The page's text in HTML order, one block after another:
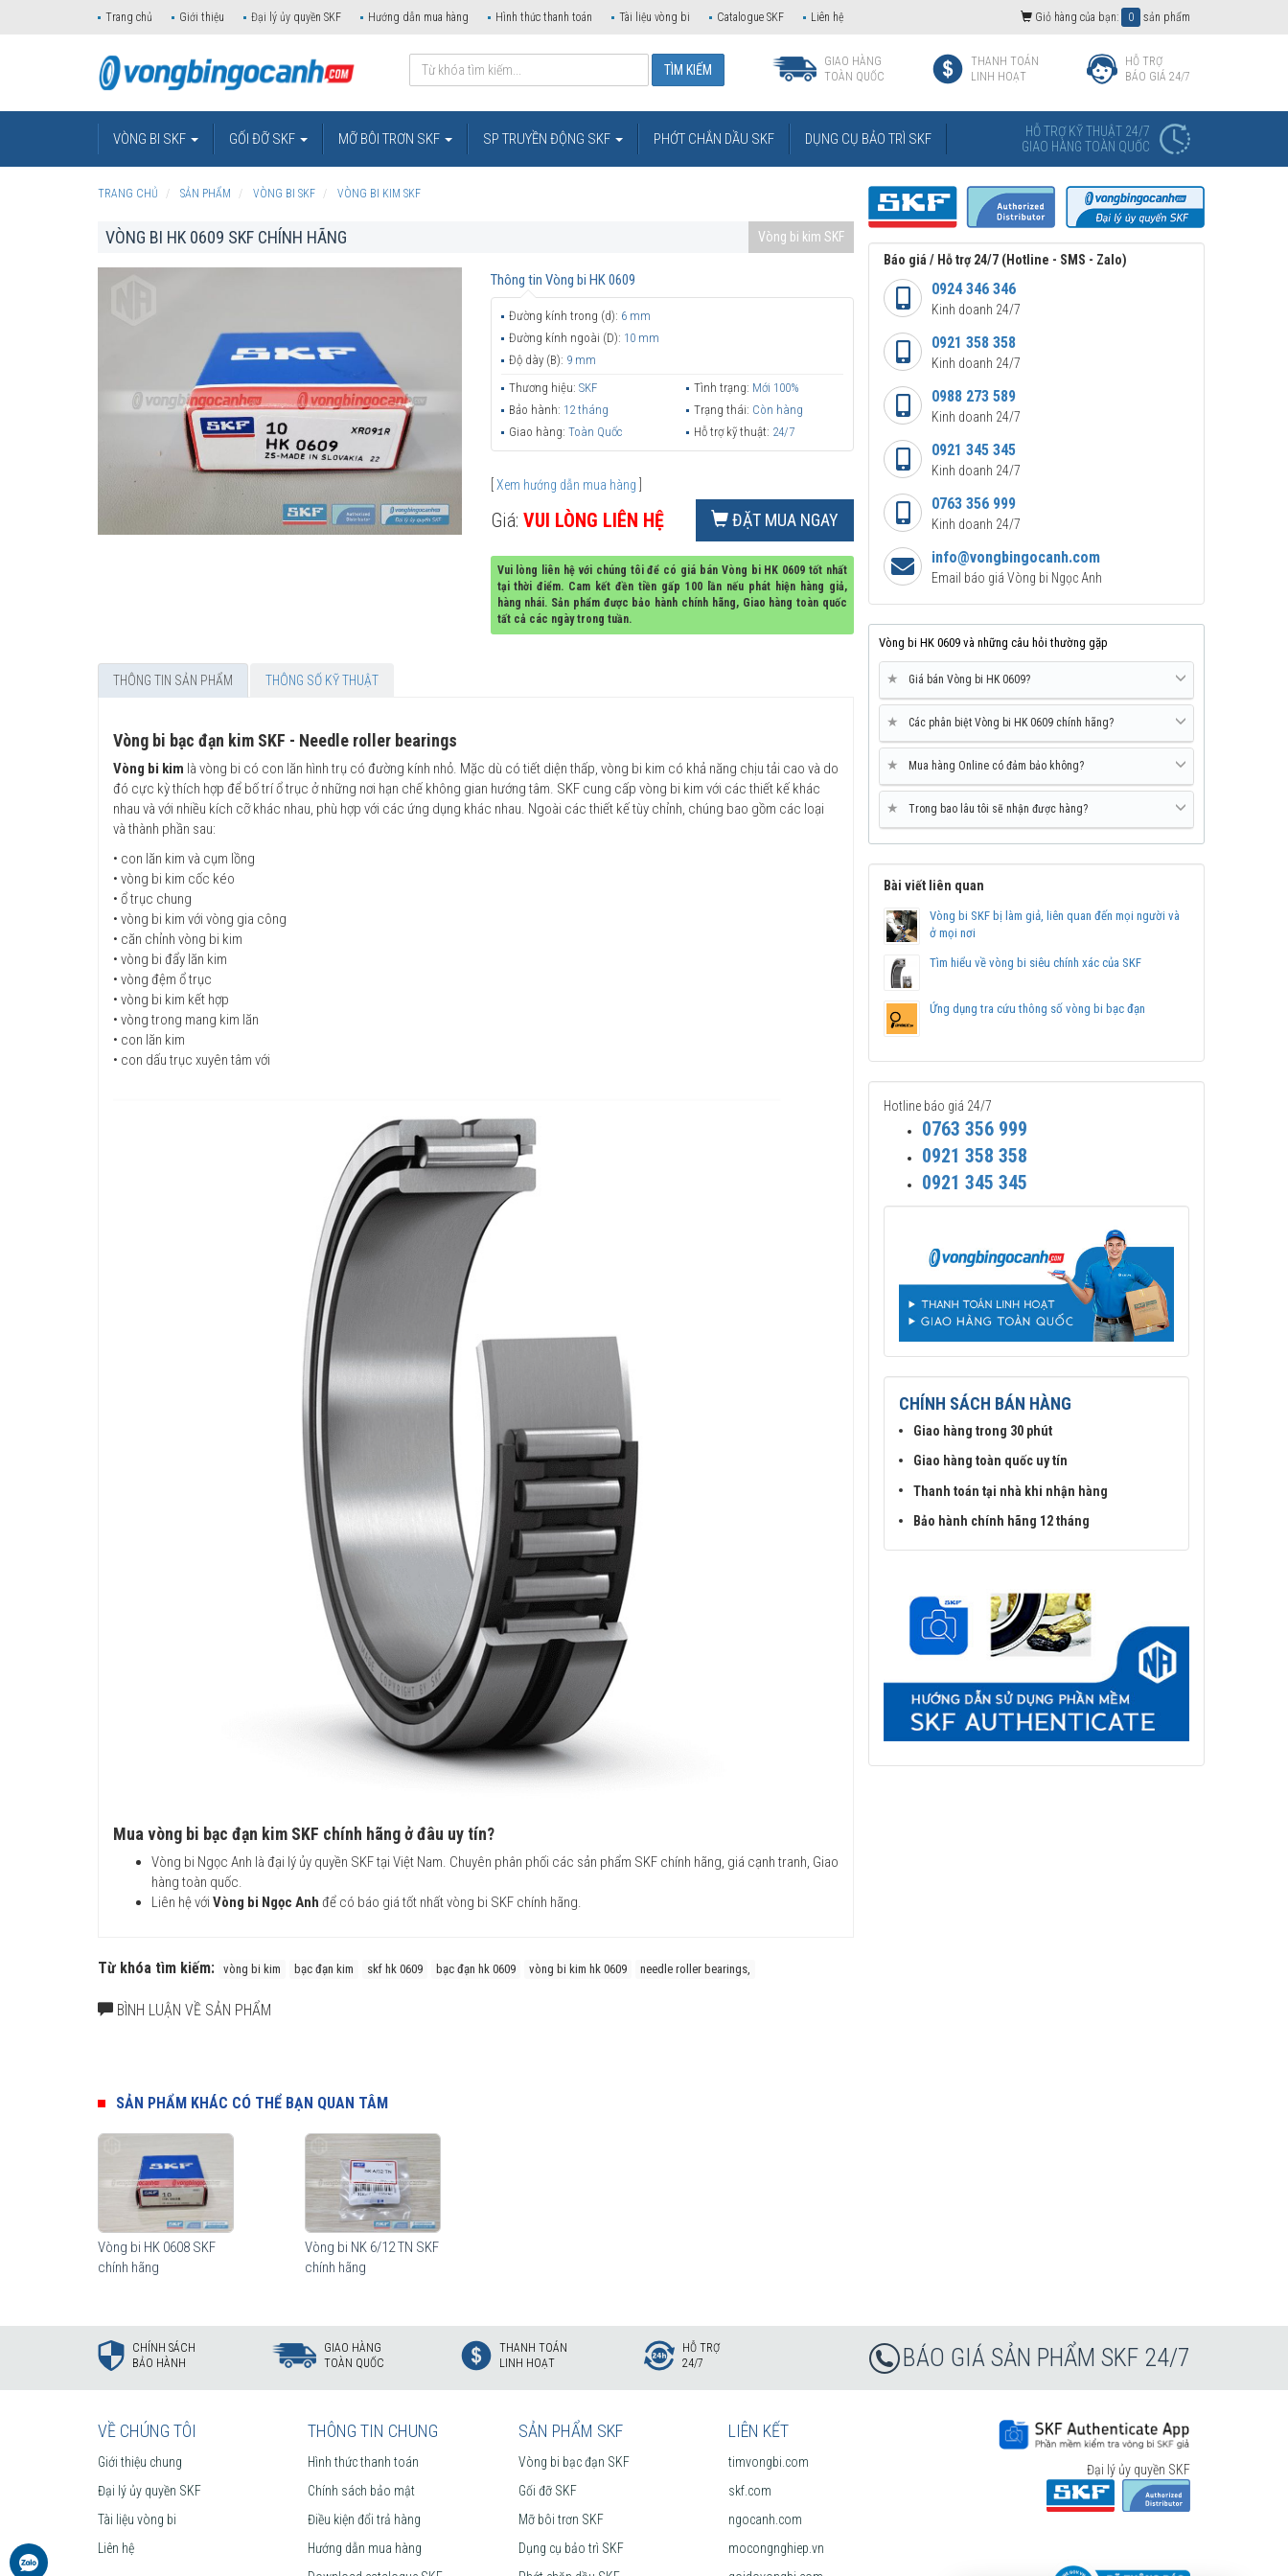
Trang chủ Giới thiệu Đại lý ủy quyền SKF Hướng dẫn mua hàng Hình thức thanh toán Tài liệu vòng bi Catalogue SKF Liên hệ Giỏ hàng của bạn: 0 sản phẩm
GIAO HÀNG
TOÀN QUỐC
THANH TOÁN
LINH HOẠT
HỖ TRỢ
BÁO GIÁ 24/7
VÒNG BI SKF GỐI ĐỠ SKF MỠ BÔI TRƠN SKF SP TRUYỀN ĐỘNG SKF PHỚT CHẮN DẦU SKF DỤNG CỤ BẢO TRÌ SKF
HỖ TRỢ KỸ THUẬT 24/7
GIAO HÀNG TOÀN QUỐC
TRANG CHỦ SẢN PHẨM VÒNG BI SKF VÒNG BI KIM SKF
VÒNG BI HK 0609 SKF CHÍNH HÃNG Vòng bi kim SKF
Thông tin Vòng bi HK 0609
Đường kính trong (d): 6 mm
Đường kính ngoài (D): 10 mm
Độ dày (B): 9 mm
Thương hiệu: SKF Tình trạng: Mới 100%
Bảo hành: 12 tháng Trạng thái: Còn hàng
Giao hàng: Toàn Quốc Hỗ trợ kỹ thuật: 24/7
Xem hướng dẫn mua hàng
Giá: VUI LÒNG LIÊN HỆ ĐẶT MUA NGAY
Vui lòng liên hệ với chúng tôi để có giá bán Vòng bi HK 0609 tốt nhất
tại thời điểm. Cam kết đền tiền gấp 100 lần nếu phát hiện hàng giả,
hàng nhái. Sản phẩm được bảo hành chính hãng, Giao hàng toàn quốc
tất cả các ngày trong tuần.
THÔNG TIN SẢN PHẨM THÔNG SỐ KỸ THUẬT
Vòng bi bạc đạn kim SKF - Needle roller bearings
Vòng bi kim là vòng bi có con lăn hình trụ có đường kính nhỏ. Mặc dù có tiết diện thấp, vòng bi kim có khả năng chịu tải cao và do
đó cực kỳ thích hợp để bố trí ổ trục ở những nơi hạn chế không gian hướng tâm. SKF cung cấp vòng bi kim với các thiết kế khác
nhau và với nhiều kích cỡ khác nhau, phù hợp với các ứng dụng khác nhau. Ngoài các thiết kế tùy chỉnh, chúng bao gồm các loại
và thành phần sau:
• con lăn kim và cụm lồng
• vòng bi kim cốc kéo
• ổ trục chung
• vòng bi kim với vòng gia công
• căn chỉnh vòng bi kim
• vòng bi đẩy lăn kim
• vòng đệm ổ trục
• vòng bi kim kết hợp
• vòng trong mang kim lăn
• con lăn kim
• con dấu trục xuyên tâm với
Mua vòng bi bạc đạn kim SKF chính hãng ở đâu uy tín?
Vòng bi Ngọc Anh là đại lý ủy quyền SKF tại Việt Nam. Chuyên phân phối các sản phẩm SKF chính hãng, giá cạnh tranh, Giao
hàng toàn quốc.
Liên hệ với Vòng bi Ngọc Anh để có báo giá tốt nhất vòng bi SKF chính hãng.
Từ khóa tìm kiếm: vòng bi kim bạc đạn kim skf hk 0609 bạc đạn hk 0609 vòng bi kim hk 0609 needle roller bearings,
BÌNH LUẬN VỀ SẢN PHẨM
SẢN PHẨM KHÁC CÓ THỂ BẠN QUAN TÂM
Vòng bi HK 0608 SKF
chính hãng
Vòng bi NK 6/12 TN SKF
chính hãng
Báo giá / Hỗ trợ 24/7 (Hotline - SMS - Zalo)
0924 346 346
Kinh doanh 24/7
0921 358 358
Kinh doanh 24/7
0988 273 589
Kinh doanh 24/7
0921 345 345
Kinh doanh 24/7
0763 356 999
Kinh doanh 24/7
info@vongbingocanh.com
Email báo giá Vòng bi Ngọc Anh
Vòng bi HK 0609 và những câu hỏi thường gặp
★ Giá bán Vòng bi HK 0609?
★ Các phân biệt Vòng bi HK 0609 chính hãng?
★ Mua hàng Online có đảm bảo không?
★ Trong bao lâu tôi sẽ nhận được hàng?
Bài viết liên quan
Vòng bi SKF bị làm giả, liên quan đến mọi người và
ở mọi nơi
Tìm hiểu về vòng bi siêu chính xác của SKF
Ứng dụng tra cứu thông số vòng bi bạc đạn
Hotline báo giá 24/7
0763 356 999
0921 358 358
0921 345 345
CHÍNH SÁCH BÁN HÀNG
Giao hàng trong 30 phút
Giao hàng toàn quốc uy tín
Thanh toán tại nhà khi nhận hàng
Bảo hành chính hãng 12 tháng
CHÍNH SÁCH
BẢO HÀNH
GIAO HÀNG
TOÀN QUỐC
THANH TOÁN
LINH HOẠT
HỖ TRỢ
24/7
BÁO GIÁ SẢN PHẨM SKF 24/7
VỀ CHÚNG TÔI
Giới thiệu chung
Đại lý ủy quyền SKF
Tài liệu vòng bi
Liên hệ
THÔNG TIN CHUNG
Hình thức thanh toán
Chính sách bảo mật
Điều kiện đổi trả hàng
Hướng dẫn mua hàng
SẢN PHẨM SKF
Vòng bi bạc đạn SKF
Gối đỡ SKF
Mỡ bôi trơn SKF
Dụng cụ bảo trì SKF
LIÊN KẾT
timvongbi.com
skf.com
ngocanh.com
mocongnghiep.vn
Đại lý ủy quyền SKF